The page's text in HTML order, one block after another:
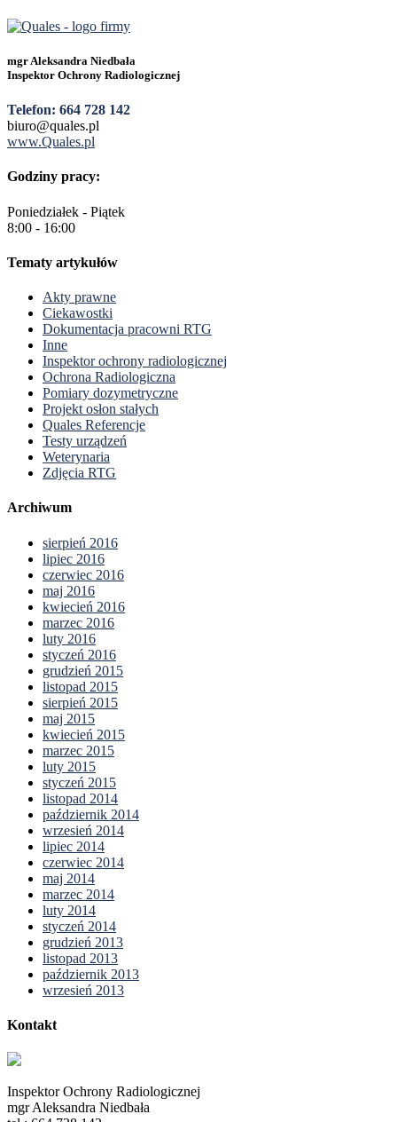
mgr Aleksandra Niedbała
Inspektor Ochrony Radiologicznej
Telefon: 664 728 142
biuro@quales.pl
www.Quales.pl
Godziny pracy:
Poniedziałek - Piątek
8:00 - 16:00
Tematy artykułów
Akty prawne
Ciekawostki
Dokumentacja pracowni RTG
Inne
Inspektor ochrony radiologicznej
Ochrona Radiologiczna
Pomiary dozymetryczne
Projekt osłon stałych
Quales Referencje
Testy urządzeń
Weterynaria
Zdjęcia RTG
Archiwum
sierpień 2016
lipiec 2016
czerwiec 2016
maj 2016
kwiecień 2016
marzec 2016
luty 2016
styczeń 2016
grudzień 2015
listopad 2015
sierpień 2015
maj 2015
kwiecień 2015
marzec 2015
luty 2015
styczeń 2015
listopad 2014
październik 2014
wrzesień 2014
lipiec 2014
czerwiec 2014
maj 2014
marzec 2014
luty 2014
styczeń 2014
grudzień 2013
listopad 2013
październik 2013
wrzesień 2013
Kontakt
Inspektor Ochrony Radiologicznej
mgr Aleksandra Niedbała